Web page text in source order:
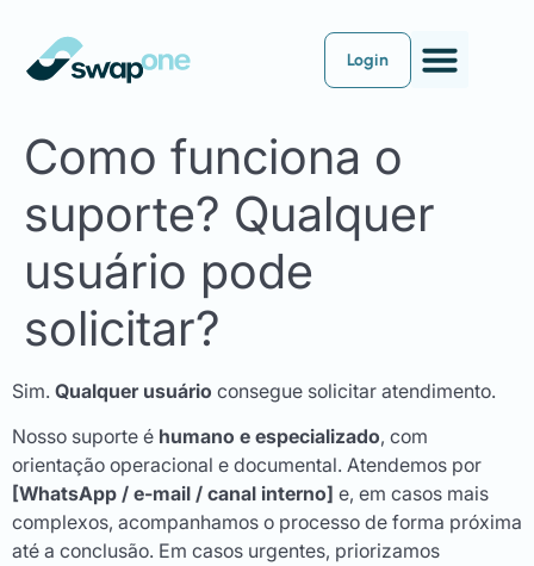
Login
Como funciona o
suporte? Qualquer
usuário pode
solicitar?
Sim. Qualquer usuário consegue solicitar atendimento.
Nosso suporte é humano e especializado, com
orientação operacional e documental. Atendemos por
[WhatsApp / e-mail / canal interno] e, em casos mais
complexos, acompanhamos o processo de forma próxima
até a conclusão. Em casos urgentes, priorizamos